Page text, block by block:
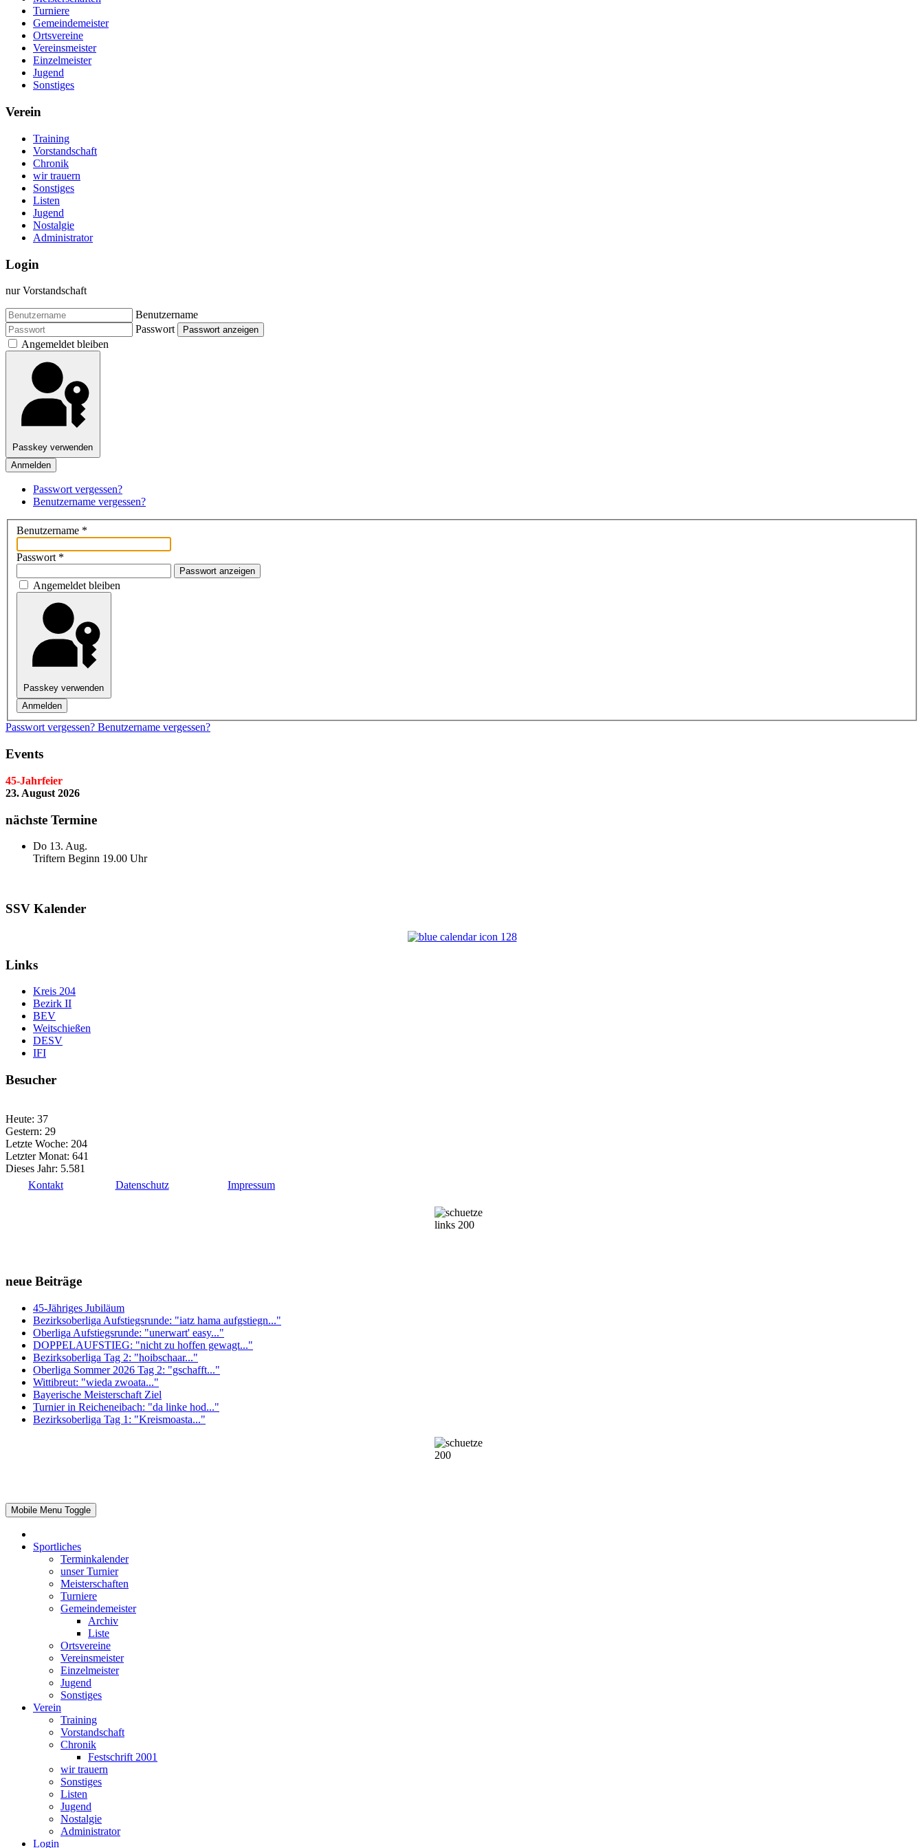
Turniere
Gemeindemeister
Ortsvereine
Vereinsmeister
Einzelmeister
Jugend
Sonstiges
Verein
Training
Vorstandschaft
Chronik
wir trauern
Sonstiges
Listen
Jugend
Nostalgie
Administrator
Login
nur Vorstandschaft
Benutzername
Passwort
Passwort anzeigen
Angemeldet bleiben
Passkey verwenden
Anmelden
Passwort vergessen?
Benutzername vergessen?
Benutzername *
Passwort *
Passwort anzeigen
Angemeldet bleiben
Passkey verwenden
Anmelden
Passwort vergessen? Benutzername vergessen?
Events
45-Jahrfeier
23. August 2026
nächste Termine
Do 13. Aug.
Triftern Beginn 19.00 Uhr
SSV Kalender
Links
Kreis 204
Bezirk II
BEV
Weitschießen
DESV
IFI
Besucher
Heute: 37
Gestern: 29
Letzte Woche: 204
Letzter Monat: 641
Dieses Jahr: 5.581
Kontakt
Datenschutz Impressum
neue Beiträge
45-Jähriges Jubiläum
Bezirksoberliga Aufstiegsrunde: "iatz hama aufgstiegn..."
Oberliga Aufstiegsrunde: "unerwart' easy..."
DOPPELAUFSTIEG: "nicht zu hoffen gewagt..."
Bezirksoberliga Tag 2: "hoibschaar..."
Oberliga Sommer 2026 Tag 2: "gschafft..."
Wittibreut: "wieda zwoata..."
Bayerische Meisterschaft Ziel
Turnier in Reicheneibach: "da linke hod..."
Bezirksoberliga Tag 1: "Kreismoasta..."
Mobile Menu Toggle
Sportliches
Terminkalender
unser Turnier
Meisterschaften
Turniere
Gemeindemeister
Archiv
Liste
Ortsvereine
Vereinsmeister
Einzelmeister
Jugend
Sonstiges
Verein
Training
Vorstandschaft
Chronik
Festschrift 2001
wir trauern
Sonstiges
Listen
Jugend
Nostalgie
Administrator
Login